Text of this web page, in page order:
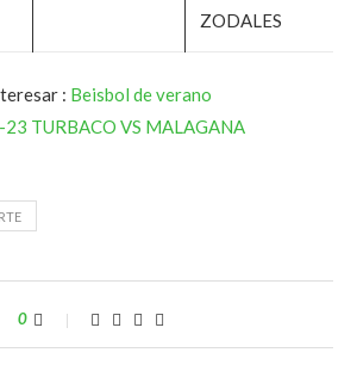
ZODALES
: Beisbol de verano
TURBACO VS MALAGANA
0